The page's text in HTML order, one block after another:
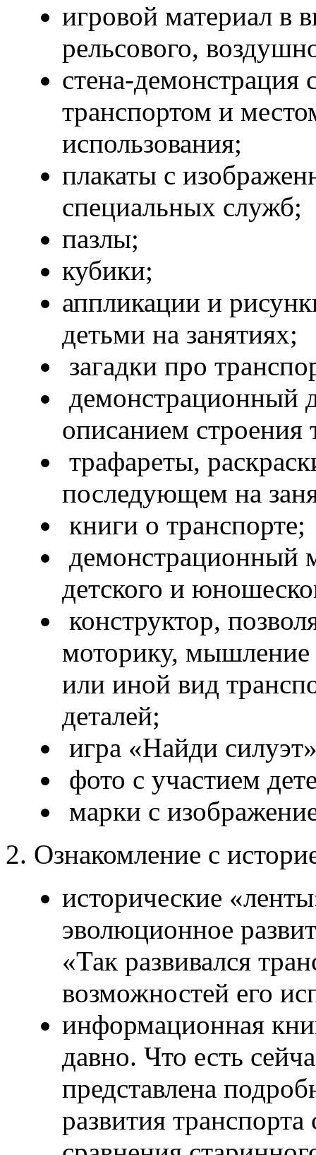
игровой материал в
рельсового,
стена-
транспортом и
использования;
плакаты с
специальных служб;
пазлы;
кубики;
аппликации и
детьми на занятиях;
загадки про
демонстрационный
описанием строения
трафареты,
последующем на
книги о транспорте;
демонстрационный
детского и
конструктор,
моторику, мышление
или иной вид
деталей;
игра «Найди
фото с участием
марки с
2. Ознакомление с
исторические
эволюционное
«Так развивался
возможностей его
информационная
давно. Что есть
представлена
развития